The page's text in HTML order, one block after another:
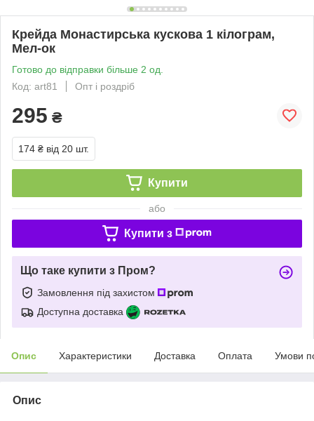
Крейда Монастирська кускова 1 кілограм,
Мел-ок
Готово до відправки більше 2 од.
Код: art81
Опт і роздріб
295 ₴
174 ₴ від 20 шт.
Купити
або
Купити з
Що таке купити з Пром?
Замовлення під захистом
Доступна доставка
Опис Характеристики Доставка Оплата Умови
Опис